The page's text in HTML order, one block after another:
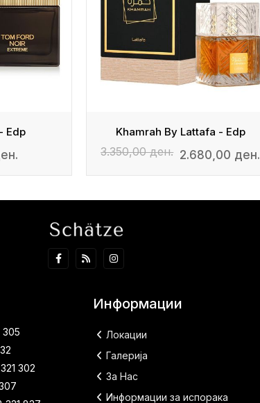
Edp Khamrah By Lattafa - Edp
3.350,00 ден. 2.680,00 ден.
302
Информации
Локации
Галерија
За Нас
Информации за испорака